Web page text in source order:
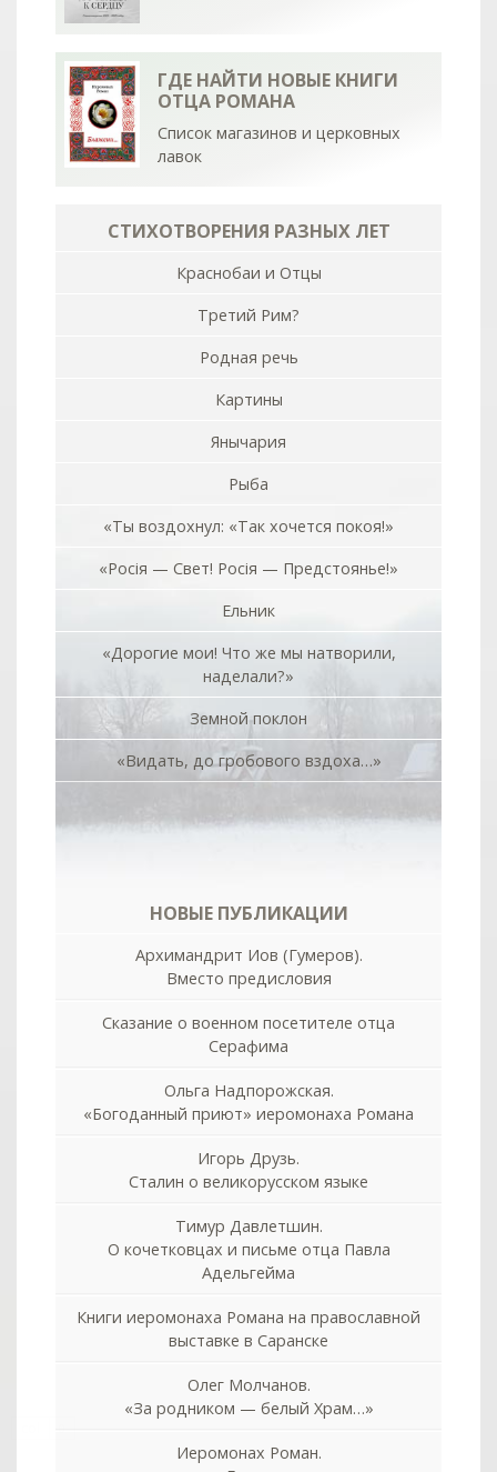
ГДЕ НАЙТИ НОВЫЕ КНИГИ
ОТЦА РОМАНА
Список магазинов и церковных
лавок
СТИХОТВОРЕНИЯ РАЗНЫХ ЛЕТ
Краснобаи и Отцы
Третий Рим?
Родная речь
Картины
Янычария
Рыба
«Ты воздохнул: «Так хочется покоя!»
«Росiя — Свет! Росiя — Предстоянье!»
Ельник
«Дорогие мои! Что же мы натворили,
наделали?»
Земной поклон
«Видать, до гробового вздоха…»
НОВЫЕ ПУБЛИКАЦИИ
Архимандрит Иов (Гумеров).
Вместо предисловия
Сказание о военном посетителе отца
Серафима
Ольга Надпорожская.
«Богоданный приют» иеромонаха Романа
Игорь Друзь.
Сталин о великорусском языке
Тимур Давлетшин.
О кочетковцах и письме отца Павла
Адельгейма
Книги иеромонаха Романа на православной
выставке в Саранске
Олег Молчанов.
«За родником — белый Храм…»
Иеромонах Роман.